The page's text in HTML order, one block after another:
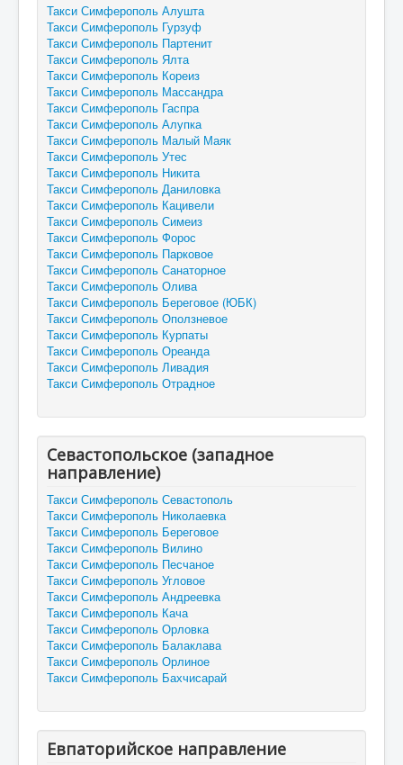
Такси Симферополь Алушта
Такси Симферополь Гурзуф
Такси Симферополь Партенит
Такси Симферополь Ялта
Такси Симферополь Кореиз
Такси Симферополь Массандра
Такси Симферополь Гаспра
Такси Симферополь Алупка
Такси Симферополь Малый Маяк
Такси Симферополь Утес
Такси Симферополь Никита
Такси Симферополь Даниловка
Такси Симферополь Кацивели
Такси Симферополь Симеиз
Такси Симферополь Форос
Такси Симферополь Парковое
Такси Симферополь Санаторное
Такси Симферополь Олива
Такси Симферополь Береговое (ЮБК)
Такси Симферополь Оползневое
Такси Симферополь Курпаты
Такси Симферополь Ореанда
Такси Симферополь Ливадия
Такси Симферополь Отрадное
Севастопольское (западное
направление)
Такси Симферополь Севастополь
Такси Симферополь Николаевка
Такси Симферополь Береговое
Такси Симферополь Вилино
Такси Симферополь Песчаное
Такси Симферополь Угловое
Такси Симферополь Андреевка
Такси Симферополь Кача
Такси Симферополь Орловка
Такси Симферополь Балаклава
Такси Симферополь Орлиное
Такси Симферополь Бахчисарай
Евпаторийское направление